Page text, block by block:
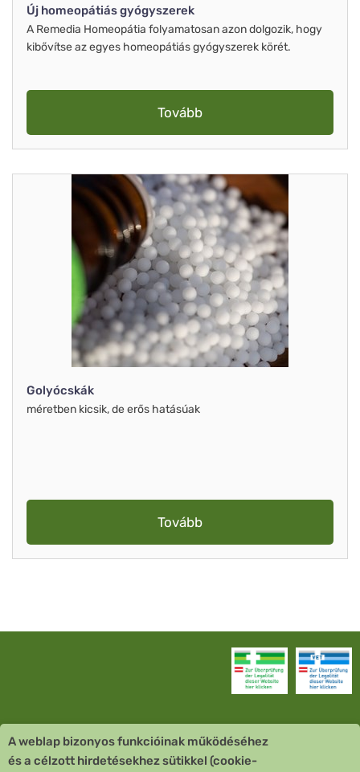
Új homeopátiás gyógyszerek
A Remedia Homeopátia folyamatosan azon dolgozik, hogy
kibővítse az egyes homeopátiás gyógyszerek körét.
Tovább
Golyócskák
méretben kicsik, de erős hatásúak
Tovább
Vevőszolgálat
A weblap bizonyos funkcióinak működéséhez
és a célzott hirdetésekhez sütikkel (cookie-